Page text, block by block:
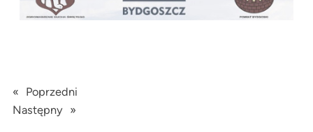
«
Poprzedni
Następny »